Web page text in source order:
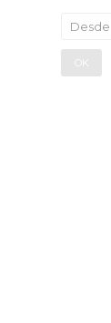
OK